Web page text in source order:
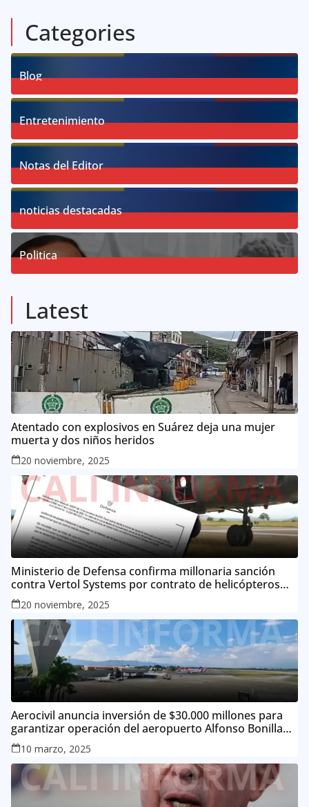
Categories
Blog
Posts
Entretenimiento
Posts
Notas del Editor
Posts
noticias destacadas
Politica
Latest
Atentado con explosivos en Suárez deja una mujer
muerta y dos niños heridos
20 noviembre, 2025
Ministerio de Defensa confirma millonaria sanción
contra Vertol Systems por contrato de helicópteros
MI-1720 noviembre, 2025
Aerocivil anuncia inversión de $30.000 millones para
garantizar operación del aeropuerto Alfonso Bonilla
Aragón
10 marzo, 2025